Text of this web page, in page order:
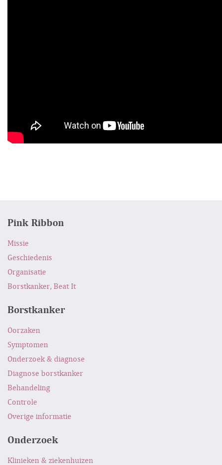
Pink Ribbon
Missie
Geschiedenis
Organisatie
Borstkanker, Beat It
Borstkanker
Oorzaken
Symptomen
Onderzoek & diagnose
Diagnose borstkanker
Behandeling
Controle
Overige informatie
Onderzoek
Klinieken & ziekenhuizen